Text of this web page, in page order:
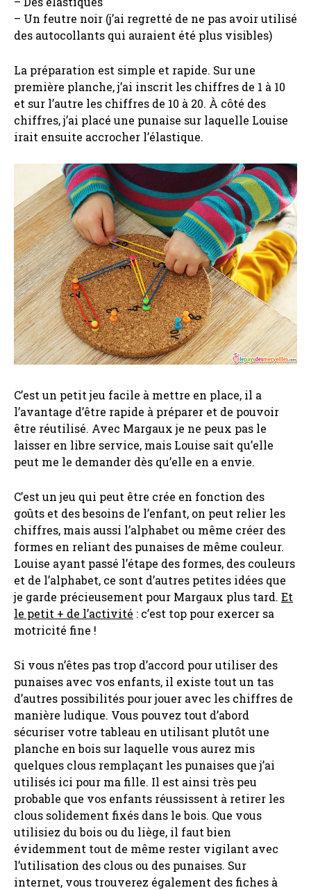
– Un feutre noir (j’ai regretté de ne pas avoir utilisé
des autocollants qui auraient été plus visibles)
La préparation est simple et rapide. Sur une
première planche, j’ai inscrit les chiffres de 1 à 10
et sur l’autre les chiffres de 10 à 20. À côté des
chiffres, j’ai placé une punaise sur laquelle Louise
irait ensuite accrocher l’élastique.
C’est un petit jeu facile à mettre en place, il a
l’avantage d’être rapide à préparer et de pouvoir
être réutilisé. Avec Margaux je ne peux pas le
laisser en libre service, mais Louise sait qu’elle
peut me le demander dès qu’elle en a envie.
C’est un jeu qui peut être crée en fonction des
goûts et des besoins de l’enfant, on peut relier les
chiffres, mais aussi l’alphabet ou même créer des
formes en reliant des punaises de même couleur.
Louise ayant passé l’étape des formes, des couleurs
et de l’alphabet, ce sont d’autres petites idées que
je garde précieusement pour Margaux plus tard. Et
le petit + de l’activité : c’est top pour exercer sa
motricité fine !
Si vous n’êtes pas trop d’accord pour utiliser des
punaises avec vos enfants, il existe tout un tas
d’autres possibilités pour jouer avec les chiffres de
manière ludique. Vous pouvez tout d’abord
sécuriser votre tableau en utilisant plutôt une
planche en bois sur laquelle vous aurez mis
quelques clous remplaçant les punaises que j’ai
utilisés ici pour ma fille. Il est ainsi très peu
probable que vos enfants réussissent à retirer les
clous solidement fixés dans le bois. Que vous
utilisiez du bois ou du liège, il faut bien
évidemment tout de même rester vigilant avec
l’utilisation des clous ou des punaises. Sur
internet, vous trouverez également des fiches à